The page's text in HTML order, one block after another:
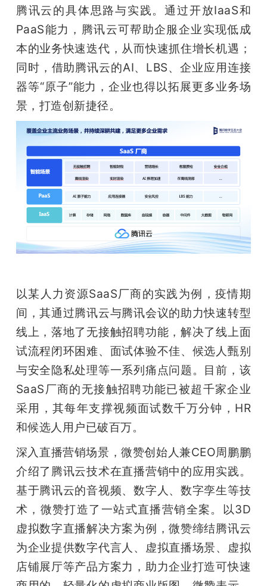
腾讯云的具体思路与实践。通过开放IaaS和
PaaS能力，腾讯云可帮助企服企业实现低成
本的业务快速迭代，从而快速抓住增长机遇；
同时，借助腾讯云的AI、LBS、企业应用连接
器等“原子”能力，企业也得以拓展更多业务场
景，打造创新捷径。
以某人力资源SaaS厂商的实践为例，疫情期
间，其通过腾讯云与腾讯会议的助力快速转型
线上，落地了无接触招聘功能，解决了线上面
试流程闭环困难、面试体验不佳、候选人甄别
与安全隐私处理等一系列痛点问题。目前，该
SaaS厂商的无接触招聘功能已被超千家企业
采用，其每年支撑视频面试数千万分钟，HR
和候选人用户已破百万。
深入直播营销场景，微赞创始人兼CEO周鹏鹏
介绍了腾讯云技术在直播营销中的应用实践。
基于腾讯云的音视频、数字人、数字孪生等技
术，微赞打造了一站式直播营销全案。以3D
虚拟数字直播解决方案为例，微赞缔结腾讯云
为企业提供数字代言人、虚拟直播场景、虚拟
店铺展厅等产品方案力，助力企业打造可快速